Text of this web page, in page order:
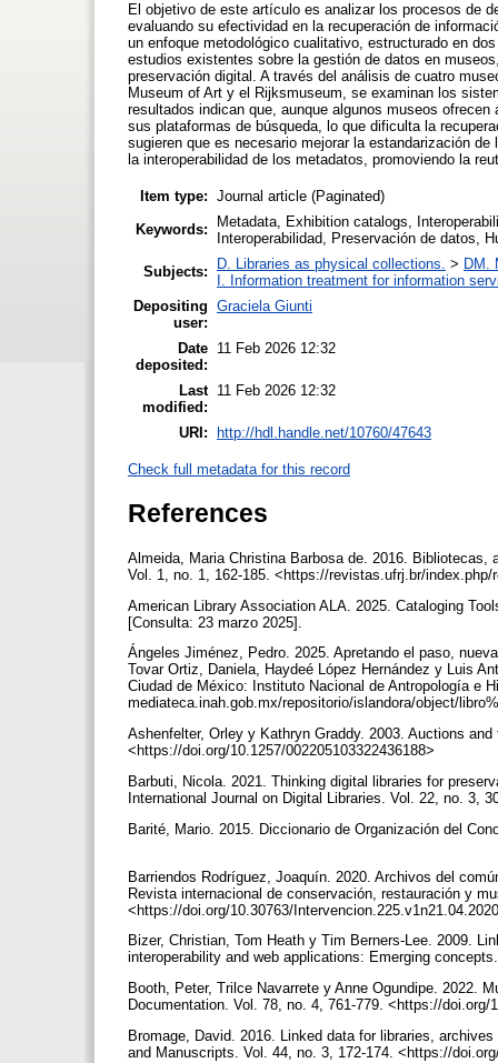
El objetivo de este artículo es analizar los procesos de
evaluando su efectividad en la recuperación de
un enfoque metodológico cualitativo, estructurado en
estudios existentes sobre la gestión de datos en
preservación digital. A través del análisis de cuatro
Museum of Art y el Rijksmuseum, se examinan los
resultados indican que, aunque algunos museos
sus plataformas de búsqueda, lo que dificulta la
sugieren que es necesario mejorar la estandarización
la interoperabilidad de los metadatos, promoviendo la
Item type: Journal article (Paginated)
Keywords:
Metadata, Exhibition catalogs,
Interoperabilidad, Preservación de datos,
Subjects:
D. Libraries as physical collections. > DM.
I. Information treatment for information
Depositing
user:
Graciela Giunti
Date
deposited:
11 Feb 2026 12:32
Last
modified:
11 Feb 2026 12:32
URI: http://hdl.handle.net/10760/47643
Check full metadata for this record
References
Almeida, Maria Christina Barbosa de. 2016.
Vol. 1, no. 1, 162-185. <https://revistas.ufrj.br/
American Library Association ALA. 2025. Cataloging
[Consulta: 23 marzo 2025].
Ángeles Jiménez, Pedro. 2025. Apretando el paso,
Tovar Ortiz, Daniela, Haydeé López Hernández y Luis
Ciudad de México: Instituto Nacional de Antropología e
mediateca.inah.gob.mx/repositorio/islandora/object/
Ashenfelter, Orley y Kathryn Graddy. 2003. Auctions
<https://doi.org/10.1257/002205103322436188>
Barbuti, Nicola. 2021. Thinking digital libraries for
International Journal on Digital Libraries. Vol. 22, no. 3,
Barité, Mario. 2015. Diccionario de Organización del
Barriendos Rodríguez, Joaquín. 2020. Archivos del
Revista internacional de conservación, restauración y
<https://doi.org/10.30763/
Bizer, Christian, Tom Heath y Tim Berners-Lee. 2009.
interoperability and web applications: Emerging
Booth, Peter, Trilce Navarrete y Anne Ogundipe. 2022.
Documentation. Vol. 78, no. 4, 761-779. <https://doi.org/
Bromage, David. 2016. Linked data for libraries,
and Manuscripts. Vol. 44, no. 3, 172-174. <https://